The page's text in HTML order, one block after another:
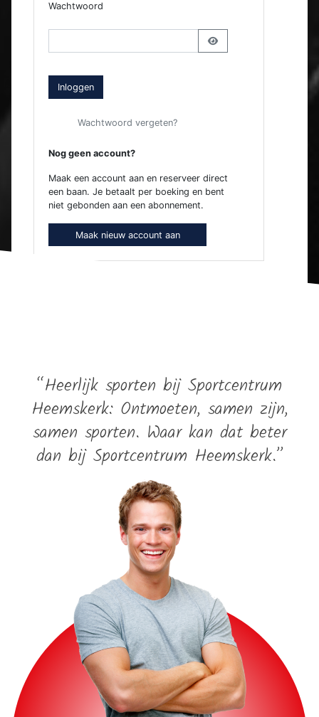
Wachtwoord
Inloggen
Wachtwoord vergeten?
Nog geen account?
Maak een account aan en reserveer direct
een baan. Je betaalt per boeking en bent
niet gebonden aan een abonnement.
Maak nieuw account aan
“Heerlijk sporten bij Sportcentrum
Heemskerk: Ontmoeten, samen zijn,
samen sporten. Waar kan dat beter
dan bij Sportcentrum Heemskerk.”